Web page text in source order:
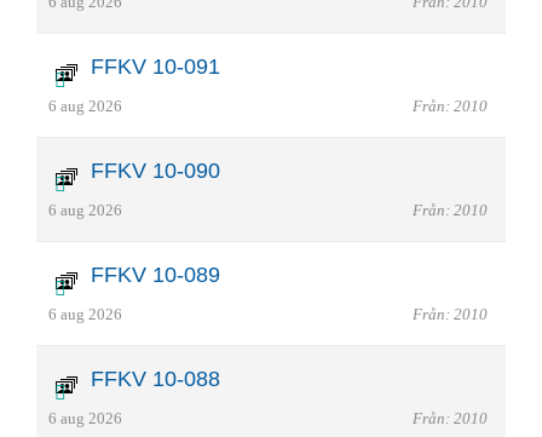
FFKV 10-091
6 aug 2026 Från: 2010
FFKV 10-090
6 aug 2026 Från: 2010
FFKV 10-089
6 aug 2026 Från: 2010
FFKV 10-088
6 aug 2026 Från: 2010